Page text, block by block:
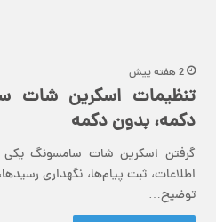
2 هفته پیش
تنظیمات اسکرین شات
دکمه، بدون دکمه
گرفتن اسکرین شات سامسونگ یکی
اطلاعات، ثبت پیام‌ها، نگهداری
توضیح…